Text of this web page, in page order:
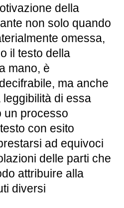
della
non solo quando
omessa,
il testo della
mano, è
ma anche
di essa
un processo
con esito
ad equivoci
delle parti che
attribuire alla
diversi